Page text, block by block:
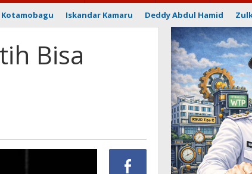
Kotamobagu Iskandar Kamaru Deddy Abdul Hamid
Bisa